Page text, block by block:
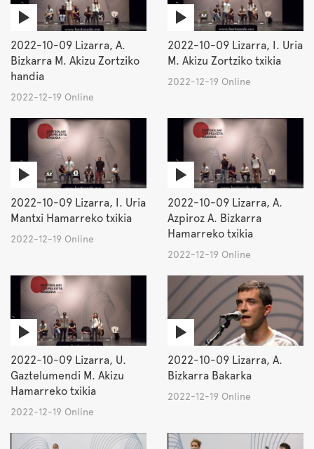
2022-10-09 Lizarra, A.
Bizkarra M. Akizu Zortziko
handia
2022-12-19 Online
2022-10-09 Lizarra, I. Uria
M. Akizu Zortziko txikia
2022-12-19 Online
2022-10-09 Lizarra, I. Uria
Mantxi Hamarreko txikia
2022-12-19 Online
2022-10-09 Lizarra, A.
Azpiroz A. Bizkarra
Hamarreko txikia
2022-12-19 Online
2022-10-09 Lizarra, U.
Gaztelumendi M. Akizu
Hamarreko txikia
2022-12-19 Online
2022-10-09 Lizarra, A.
Bizkarra Bakarka
2022-12-19 Online